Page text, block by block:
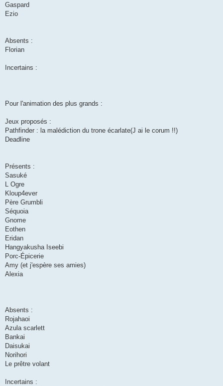
Gaspard
Ezio
Absents :
Florian
Incertains :
Pour l'animation des plus grands :
Jeux proposés :
Pathfinder : la malédiction du trone écarlate(J ai le corum !!)
Deadline
Présents :
Sasuké
L Ogre
Kloup4ever
Père Grumbli
Séquoia
Gnome
Eothen
Eridan
Hangyakusha Iseebi
Porc-Épicerie
Amy (et j'espère ses amies)
Alexia
Absents :
Rojahaoi
Azula scarlett
Bankai
Daisukai
Norihori
Le prêtre volant
Incertains :